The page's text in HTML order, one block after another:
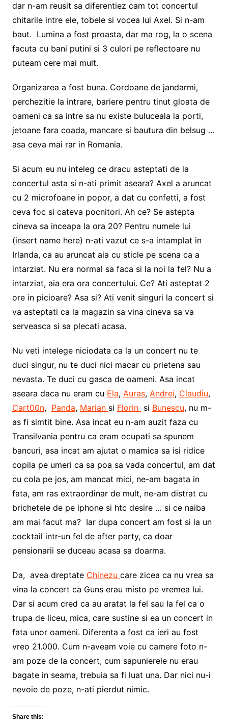
dar n-am reusit sa diferentiez cam tot concertul
chitarile intre ele, tobele si vocea lui Axel. Si n-am
baut. Lumina a fost proasta, dar ma rog, la o scena
facuta cu bani putini si 3 culori pe reflectoare nu
puteam cere mai mult.
Organizarea a fost buna. Cordoane de jandarmi,
perchezitie la intrare, bariere pentru tinut gloata de
oameni ca sa intre sa nu existe buluceala la porti,
jetoane fara coada, mancare si bautura din belsug …
asa ceva mai rar in Romania.
Si acum eu nu inteleg ce dracu asteptati de la
concertul asta si n-ati primit aseara? Axel a aruncat
cu 2 microfoane in popor, a dat cu confetti, a fost
ceva foc si cateva pocnitori. Ah ce? Se astepta
cineva sa inceapa la ora 20? Pentru numele lui
(insert name here) n-ati vazut ce s-a intamplat in
Irlanda, ca au aruncat aia cu sticle pe scena ca a
intarziat. Nu era normal sa faca si la noi la fel? Nu a
intarziat, aia era ora concertului. Ce? Ati asteptat 2
ore in picioare? Asa si? Ati venit singuri la concert si
va asteptati ca la magazin sa vina cineva sa va
serveasca si sa plecati acasa.
Nu veti intelege niciodata ca la un concert nu te
duci singur, nu te duci nici macar cu prietena sau
nevasta. Te duci cu gasca de oameni. Asa incat
aseara daca nu eram cu Ela, Auras, Andrei, Claudiu,
Cart00n, Panda, Marian si Florin si Bunescu, nu m-
as fi simtit bine. Asa incat eu n-am auzit faza cu
Transilvania pentru ca eram ocupati sa spunem
bancuri, asa incat am ajutat o mamica sa isi ridice
copila pe umeri ca sa poa sa vada concertul, am dat
cu cola pe jos, am mancat mici, ne-am bagata in
fata, am ras extraordinar de mult, ne-am distrat cu
brichetele de pe iphone si htc desire … si ce naiba
am mai facut ma? Iar dupa concert am fost si la un
cocktail intr-un fel de after party, ca doar
pensionarii se duceau acasa sa doarma.
Da, avea dreptate Chinezu care zicea ca nu vrea sa
vina la concert ca Guns erau misto pe vremea lui.
Dar si acum cred ca au aratat la fel sau la fel ca o
trupa de liceu, mica, care sustine si ea un concert in
fata unor oameni. Diferenta a fost ca ieri au fost
vreo 21.000. Cum n-aveam voie cu camere foto n-
am poze de la concert, cum sapunierele nu erau
bagate in seama, trebuia sa fi luat una. Dar nici nu-i
nevoie de poze, n-ati pierdut nimic.
Share this: